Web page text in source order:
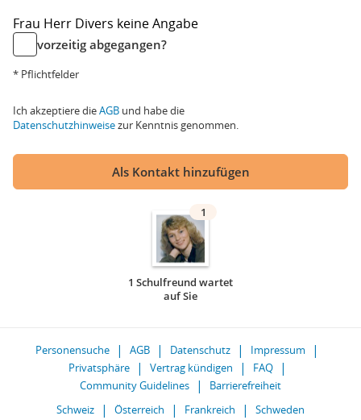
Frau Herr Divers keine Angabe
vorzeitig abgegangen?
* Pflichtfelder
Ich akzeptiere dieAGB und habe die
Datenschutzhinweisezur Kenntnis genommen.
Als Kontakt hinzufügen
1
1 Schulfreund wartet
auf Sie
Personensuche AGB Datenschutz
Impressum
Privatsphäre
Vertrag kündigen
FAQ
Community Guidelines
Barrierefreiheit
Schweiz
Österreich Frankreich Schweden